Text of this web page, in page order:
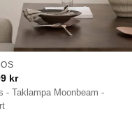
- Taklampa Moonbeam -
kr